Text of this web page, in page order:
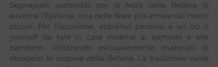
Segnaposti sostenibili per la festa della Befana Si
avvicina l’Epifania, una delle feste più amate dai nostri
piccoli. Per l’occasione, abbiamo pensato a un do it
yourself da fare in casa insieme ai bambini e alle
bambine, utilizzando esclusivamente materiali di
recupero: le scopine della Befana. La tradizione vuole